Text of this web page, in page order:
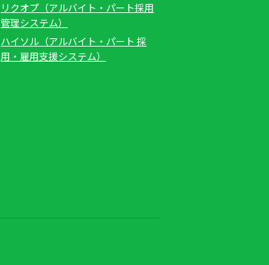
リクオプ（アルバイト・パート採用
管理システム）
ハイソル（アルバイト・パート 採
用・雇用支援システム）